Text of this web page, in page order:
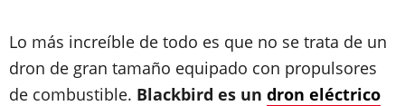
Lo más increíble de todo es que no se trata de un
dron de gran tamaño equipado con propulsores
de combustible. Blackbird es un dron eléctrico